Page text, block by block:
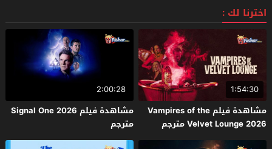
اخترنا لك :
1:54:30
مشاهدة فيلم Vampires of the
Velvet Lounge 2026 مترجم
2:00:28
مشاهدة فيلم Signal One 2026
مترجم